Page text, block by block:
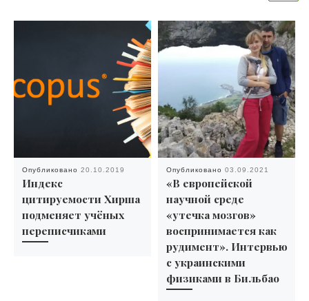
Опубликовано 20.10.2019
Индекс
цитируемости Хирша
подменяет учёных
переписчиками
Опубликовано 03.09.2021
«В европейской
научной среде
«утечка мозгов»
воспринимается как
рудимент». Интервью
с украинскими
физиками в Бильбао